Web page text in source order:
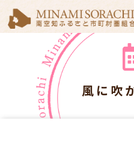
風に吹